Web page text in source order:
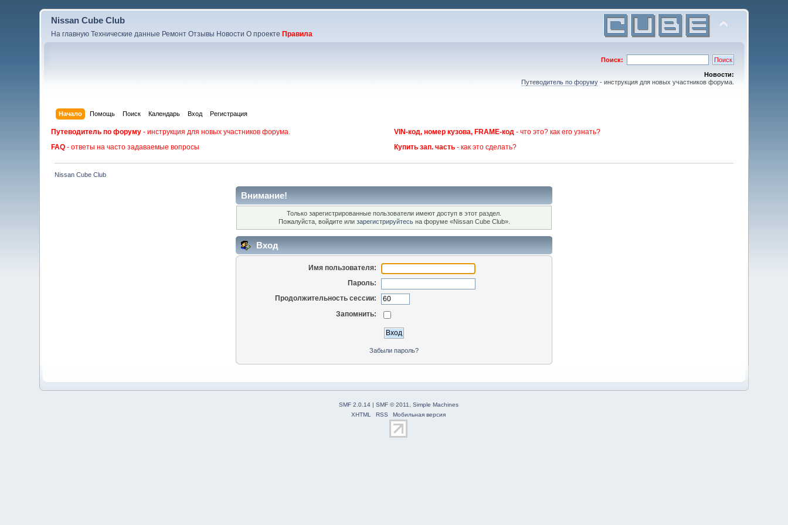
Nissan Cube Club
На главную Технические данные Ремонт Отзывы Новости О проекте Правила
Поиск:
Новости:
Путеводитель по форуму- инструкция для новых участников форума.
Начало Помощь Поиск Календарь Вход Регистрация
Путеводитель по форуму - инструкция для новых участников форума. VIN-код, номер кузова, FRAME-код - что это? как его узнать?
FAQ - ответы на часто задаваемые вопросы Купить зап. часть - как это сделать?
Nissan Cube Club
Внимание!
Только зарегистрированные пользователи имеют доступ в этот раздел.
Пожалуйста, войдите или зарегистрируйтесьна форуме «Nissan Cube Club».
Вход
Имя пользователя:
Пароль:
Продолжительность сессии:
Запомнить:
Забыли пароль?
SMF 2.0.14| SMF © 2011
Simple Machines
XHTML
RSS Мобильная версия